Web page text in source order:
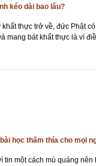
kéo dài bao lâu?
thực trở về, đức Phật
mang bát khất thực là vì
học thấm thía cho mọi
tin một cách mù quáng nên